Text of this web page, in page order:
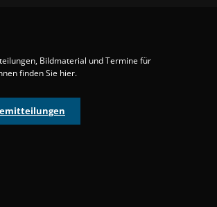
Bildmaterial und Termine für
finden Sie hier.